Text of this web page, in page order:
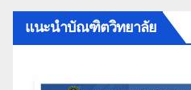
แนะนำบัณฑิตวิทยาลัย